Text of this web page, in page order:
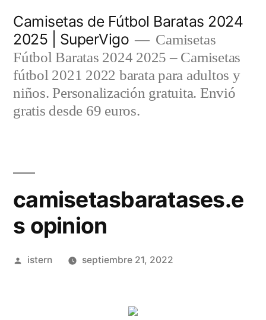
contenido
Camisetas de Fútbol Baratas 2024
2025 | SuperVigo
Camisetas
Fútbol Baratas 2024 2025 – Camisetas
fútbol 2021 2022 barata para adultos y
niños. Personalización gratuita. Envió
gratis desde 69 euros.
camisetasbaratases.e
s opinion
Publicado
istern septiembre 21, 2022